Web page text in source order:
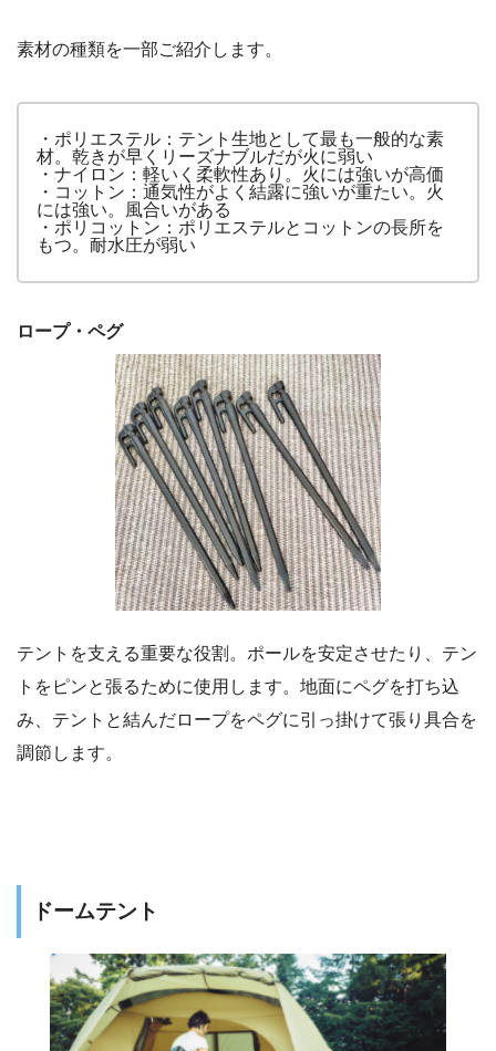
素材の種類を一部ご紹介します。
・ポリエステル：テント生地として最も一般的な素
材。乾きが早くリーズナブルだが火に弱い
・ナイロン：軽いく柔軟性あり。火には強いが高価
・コットン：通気性がよく結露に強いが重たい。火
には強い。風合いがある
・ポリコットン：ポリエステルとコットンの長所を
もつ。耐水圧が弱い
ロープ・ペグ
テントを支える重要な役割。ポールを安定させたり、テン
トをピンと張るために使用します。地面にペグを打ち込
み、テントと結んだロープをペグに引っ掛けて張り具合を
調節します。
ドームテント